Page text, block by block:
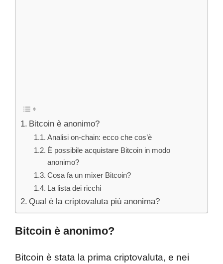
Bitcoin è anonimo?
Analisi on-chain: ecco che cos’è
È possibile acquistare Bitcoin in modo
anonimo?
Cosa fa un mixer Bitcoin?
La lista dei ricchi
Qual è la criptovaluta più anonima?
Bitcoin è anonimo?
Bitcoin è stata la prima criptovaluta, e nei